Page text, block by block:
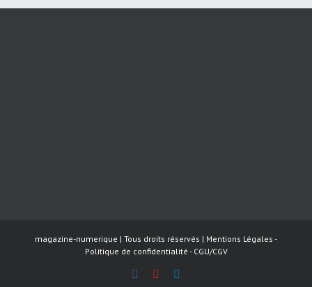
magazine-numerique | Tous droits réservés | Mentions Légales -
Politique de confidentialité - CGU/CGV
FacebookYouTube